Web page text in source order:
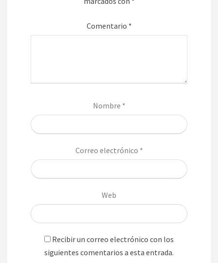
Comentario *
Nombre *
Correo electrónico *
Web
Recibir un correo electrónico con los
siguientes comentarios a esta entrada.